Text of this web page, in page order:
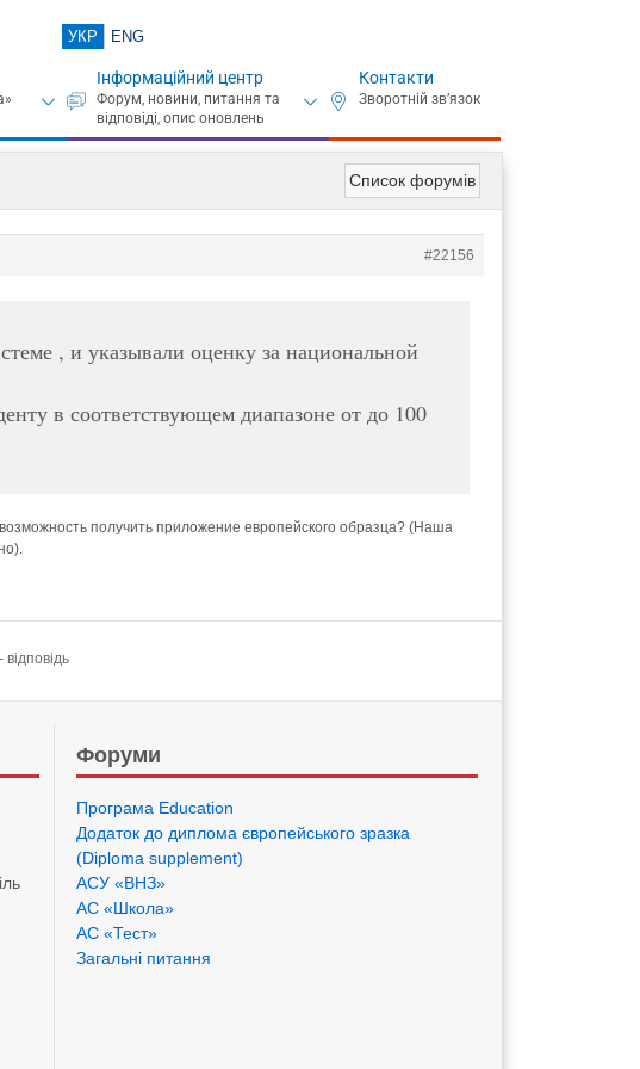
УКР ENG
Інформаційний центр Контакти
Список форумів
#22156
, и указывали оценку за национальной
в соответствующем диапазоне от до 100
получить приложение европейского образца? (Наша
Форуми
Програма Eduсation
Додаток до диплома європейського зразка
(Diploma supplement)
АСУ «ВНЗ»
АС «Школа»
АС «Тест»
Загальні питання